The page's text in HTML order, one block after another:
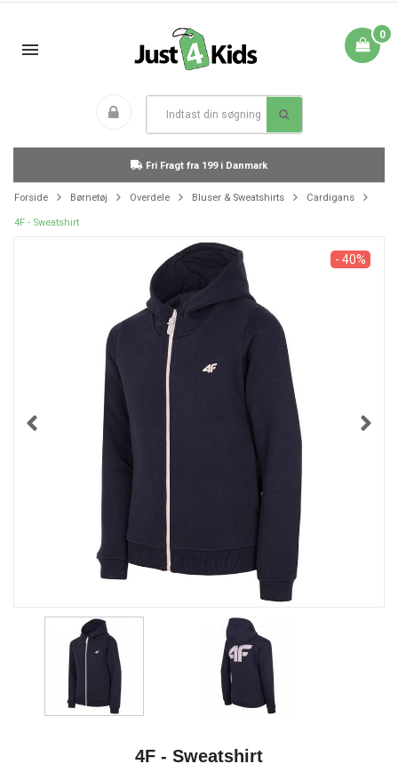
0
Fri Fragt fra 199 i Danmark
Forside Børnetøj Overdele Bluser & Sweatshirts Cardigans
4F - Sweatshirt
- 40%
4F - Sweatshirt